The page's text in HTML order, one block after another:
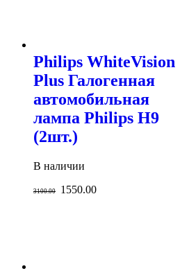
Philips WhiteVision
Plus Галогенная
автомобильная
лампа Philips H9
(2шт.)
В наличии
3100.00 1550.00